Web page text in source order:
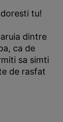
tu!
dintre
ca de
sa simti
de rasfat